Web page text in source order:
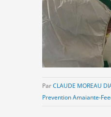
ParCLAUDE MOREAU
Prevention Amaiante-